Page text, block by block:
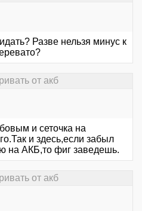
Разве нельзя минус к
от акб
и сеточка на
и здесь,если забыл
на АКБ,то фиг заведешь.
от акб